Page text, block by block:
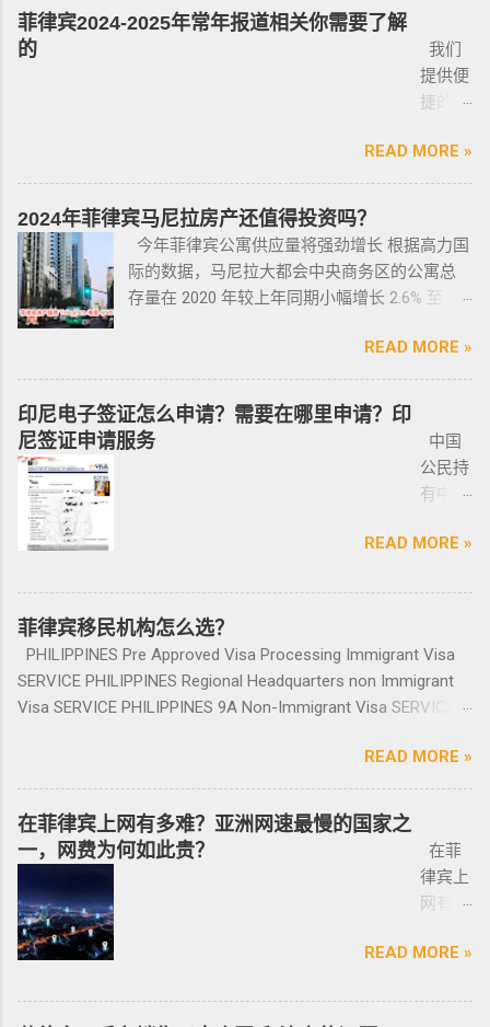
下，才可以携带枪支。 菲律宾当局表示，新法
律将帮助他们更好地规范使用枪械，遏制涉枪
犯罪。 该法律更严厉规定，个人如果非法持有
无牌枪支且被定罪的话，将面临至少入狱30
禁止公民携带枪支进入公共场合的禁令，即使
是未当班的警察，在公共场合携带配枪，也会
因此而被逮捕。 要求枪支持有者，每两年更新
一次执照，并每四年登记一次枪支。 如果不遵
守，将导致撤销和没收枪支。 续期申请，需要
在该许可证期满之日前六个月内，向菲律宾国
此外还要求，要携带枪支外出的人，必须以合
手枪。 目前共有五种持有枪支的许可证： 类别
1 －最多拥有2支枪 类别 2 -最多拥有5支枪 类别
3 -最多拥有10支枪 类别 4 -最多拥有15支枪 类
理，出境在机场就被扣护照。 2. 2016年克拉克
事件被抓的，又保关入境的客户必须要做遣返
才能出境。 3. 在菲律宾工作无牌照被本地警察
抓，在拘留所等待遣返或保出来做遣返。 4. 在
5. 在机场海关是黑名单保关入境的，回国要做
了NBI，这2步做好了以后如果不着急走，最长
等待时间是半年。半年内都可以随时走。 菲律
宾做了遣返会是黑名单吗？ 但凡做了遣返都是
黑名单。遣返的流程第一步就是申请驱逐令。
中国人出境被扣护照，被扣护照后面的处理方
式只有遣返。 上了菲律宾黑名单以后怎么再入
境 如果您已经被遣返回去了，并且还想再来菲
律宾的话，那么您可以联系我们帮您洗黑直接
清底，整个周期15个工作日，洗好了以后再入
境不会有任何被拦，包入境的。 如果您需要了
题也可以询问。 遣返回国的流程是什么？ 1. 先
提交到移民局，等待a...
车人和 和你交易的是不是同一个人 ； 在菲买二
手车一般都是车主将车卖给车行，车行再把车
卖给你，所以有几个细节你要注意了： 1、你会
拿到两份合同，第一份是车主卖给车行的，这
是否一致，车主ID和车行老板ID复印件作为合同
附件一同给你，每一个ID旁边都要有车主的签
名； 2、第二份合同一般都是一张空白的合同，
只有车行的签字，所以你要核对签字是否一
致，如果可以尽量多要一些签过字的合同，后
面会说为什么； 3、检查CR/OR原件，原件，原
哪里交保险，保险品类； 4、车牌要注意是不是
你取回来再交易，因为现在两年以上的车牌基
本都下来了，如果你不知道去哪里换贴牌也是
比较麻烦的，何况大部分人英语都不太好，贴
牌的车牌号和临时车牌的车牌号不是同一个号
讳的号码； 5、车钥匙一般是2-三把，2把自动1
合同、一份保险、 一份OR/CR文件，这些一定
要放在家里保存好，OR/CR可以复印两张放到车
里备用 ； 想了解更多最新信息欢迎联系和咨询
我们，微信：BGC998 电报@BGC998 Whats
优先使用TG免验证，咨询请主动告知咨询项
目，菲律宾MAKATI 实体公司，客户 隐私保护
安全 可靠，可以安排工作人员上门取...
因，并简要概述其申请条件与流程。菲律宾移
民签证和其他国家相比有很多独特的优势：其
申请成本相对较低，地理位置与中国相近，没
有繁琐的移民监限制，为申请者提供了极大的
签证：SRRV（退休移民签证）和SIRV（投资移
供了一个额外的永居身份，成功获得这些签证
后，不仅能在菲律宾享受更多福利与权益，而
且申请者的原有国籍与原有权益不会受到影
响。 退休移民签证——SRRV
宾退休署(PRA)颁发的移民绿卡，持有者可以自
由出入境，并在菲律宾永居。 申请条件一般
分为两种：现金存款类和房产投资类。 现金
存款类： （1）申请人的年龄需在50岁以上：
一家三口存款2万美元，多一个人需另存款1.5万
美元/人； （2）存款冻结在银行，不能用于
赎回存款。 房产投资类： （1）存款可全
（2）房产不能出售，但可用于出租； （3）
申请人需要拿到菲律宾的房产证，才能在PRA申
请置换之前办理SRRV身份时存入的存款。 申
请流程： 1、申请人提供基础的申请材料做初
审，后转款两万美金到相关部门； 2、审核该
存款的安全性，申请人需要入境菲律宾完成后
菲律宾2024-2025年常年报道相关你需要了解
的
我们
提供便
捷的菲
侨常年
报道服
需要提
供
ICARD
人无须
就能做
完报
道。做
报道后
上。
咨询微
信
8 小
飞机
998 菲
律宾马
尼拉
——移
民局
READ MORE »
2024年菲律宾马尼拉房产还值得投资吗？
今年菲律宾公寓供应量将强劲增长 根据高力国
际的数据，马尼拉大都会中央商务区的公寓总
存量在 2020 年较上年同期小幅增长 2.6% 至
同比增长放缓。由于新冠疫情，2020 年仅交付
了约 3,370 套，低于 2019 年的 11,200套和过去
十年的年均 7,900 套。 ●菲律宾998不动产机构
998 Real Estate 专注于为华人在菲律宾马尼拉
地区提供一站式的期房投资、炒楼花、现房买
卖、房屋租赁、越来越多的华人对菲律宾旅游
为您精彩呈现菲律宾房子,来居外投资菲律宾房
大的外国人不动产服务机构之一，主要服务在
菲外国人以及在菲工作生活的业主和租客，提
供一站式中文/英文资讯服务。供菲律宾的新
房、二手房、特价房、二手楼花、开发商、投
资指南等房产信息,为房产投资者菲律宾买房提
态。 ●菲律宾998不动产机构 998 Real Estate
长期紧密协作知名的菲律宾各大地产开发商以
及合规中介资源公司为主要合作伙伴，集合更
多资源，能针对外国投资者提供从不动产精
产养护 等全方位管理服务； 菲律宾998不动产
断提升客户体验，推动菲律宾行业的进步，让
READ MORE »
印尼电子签证怎么申请？需要在哪里申请？印
尼签证申请服务
中国
公民持
有中国
要菲律
前往印
印尼签
证？
泰国出
印尼办
亚出发
前往印
尼办理
READ MORE »
菲律宾移民机构怎么选？
PHILIPPINES Pre Approved Visa Processing Immigrant Visa
SERVICE PHILIPPINES Regional Headquarters non Immigrant
Visa SERVICE PHILIPPINES 9A Non-Immigrant Visa SERVICE
Pre-Arranged Employment Visa SERVICE PHILIPPINES Special
Investor’s Resident Visa SERVICE PHILIPPINES Special
Resident Retiree’s Visa SERVICE It’s Business Permit Renewal
Time for 2022 PHILIPPINES PHILIPPINES Business Structures
and Entities SERVICE PHILIPPINES Office Setup Services
PHILIPPINES Human Resources Consulting SERVICE
PHILIPPINES Call Center and BPO Setup SERVICE PHILIPPINES
Recruitment & Executive Search Services PHILIPPINES Tax
Compliance SERVICE PHILIPPINES Permits and Licenses
SERVICE PHILIPPINES Labor Consulting SERVICE PHILIPPINES
READ MORE »
在菲律宾上网有多难？亚洲网速最慢的国家之
一，网费为何如此贵？
在菲
律宾上
网有多
为一名
律宾有
READ MORE »